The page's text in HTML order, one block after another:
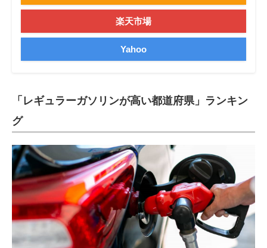
楽天市場
Yahoo
「レギュラーガソリンが高い都道府県」ランキン
グ